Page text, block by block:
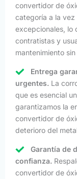
convertidor de
categoría a la
excepcionales, lo
contratistas y
mantenimiento
Entrega
urgentes. La
que es esencial
garantizamos la
convertidor de
deterioro del
Garantía de
confianza.
convertidor de